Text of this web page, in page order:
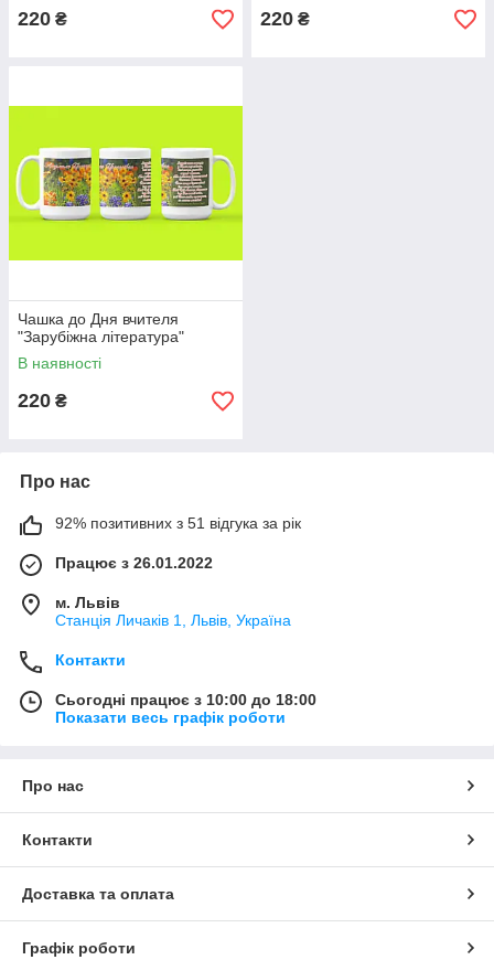
220 ₴ 220 ₴
Чашка до Дня вчителя
"Зарубіжна література"
В наявності
220 ₴
Про нас
92% позитивних з 51 відгука за рік
Працює з 26.01.2022
м. Львів
Станція Личаків 1, Львів, Україна
Контакти
Сьогодні працює з 10:00 до 18:00
Показати весь графік роботи
Про нас
Контакти
Доставка та оплата
Графік роботи